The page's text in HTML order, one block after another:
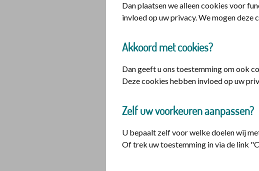
Dan plaatsen we alleen cookies voor
invloed op uw privacy. We mogen
Akkoord met cookies?
Dan geeft u ons toestemming om ook
Deze cookies hebben invloed op uw
Zelf uw voorkeuren aanpassen?
U bepaalt zelf voor welke doelen wij
Of trek uw toestemming in via de link